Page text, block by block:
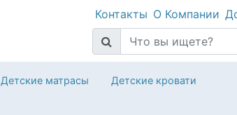
Контакты О Компании
Детские матрасы Детские кровати